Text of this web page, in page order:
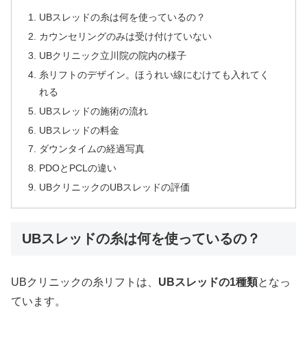
UBスレッドの糸は何を使っているの？
カウンセリングのみは受け付けていない
UBクリニック立川院の院内の様子
糸リフトのデザイン。ほうれい線にむけても入れてく
れる
UBスレッドの施術の流れ
UBスレッドの料金
ダウンタイムの経過写真
PDOとPCLの違い
UBクリニックのUBスレッドの評価
UBスレッドの糸は何を使っているの？
UBクリニックの糸リフトは、 UBスレッドの1種類となっ
ています。